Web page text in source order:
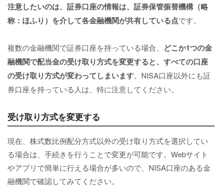
注意したいのは、証券口座の情報は、証券保管振替機構（略
称：ほふり）を介して各金融機関が共有している点です。
複数の金融機関で証券口座を持っている場合、 どこか1つの金
融機関で配当金の受け取り方式を変更すると、すべての口座
の受け取り方式が変わってしまいます。NISA口座以外にも証
券口座を持っている人は、特に注意してください。
受け取り方式を変更する
現在、株式数比例配分方式以外の受け取り方式を選択してい
る場合は、手続きを行うことで変更が可能です。Webサイト
やアプリで簡単に行える場合が多いので、NISA口座のある金
融機関で確認してみてください。